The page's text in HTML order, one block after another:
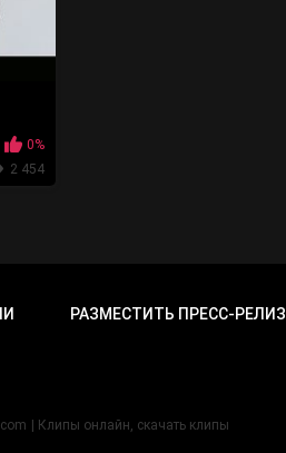
0%
2 454
РАЗМЕСТИТЬ ПРЕСС-РЕЛИЗ
| Клипы онлайн, cкачать клипы